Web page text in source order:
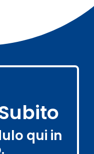
qui in